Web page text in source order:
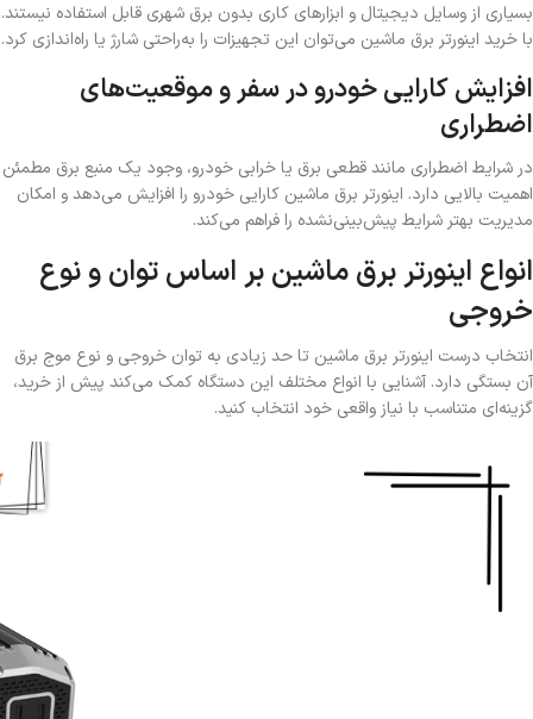
بسیاری از وسایل دیجیتال و ابزارهای کاری بدون برق شهری قابل استفاده نیستند.
با خرید اینورتر برق ماشین می‌توان این تجهیزات را به‌راحتی شارژ یا راه‌اندازی کرد.
افزایش کارایی خودرو در سفر و موقعیت‌های
اضطراری
در شرایط اضطراری مانند قطعی برق یا خرابی خودرو، وجود یک منبع برق مطمئن
اهمیت بالایی دارد. اینورتر برق ماشین کارایی خودرو را افزایش می‌دهد و امکان
مدیریت بهتر شرایط پیش‌بینی‌نشده را فراهم می‌کند.
انواع اینورتر برق ماشین بر اساس توان و نوع
خروجی
انتخاب درست اینورتر برق ماشین تا حد زیادی به توان خروجی و نوع موج برق
آن بستگی دارد. آشنایی با انواع مختلف این دستگاه کمک می‌کند پیش از خرید،
گزینه‌ای متناسب با نیاز واقعی خود انتخاب کنید.